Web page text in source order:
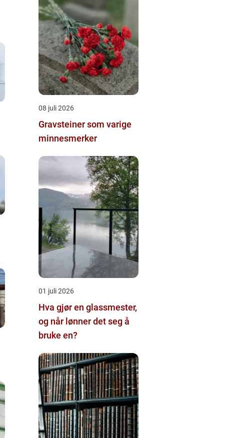
08 juli 2026
Gravsteiner som varige
minnesmerker
01 juli 2026
Hva gjør en glassmester,
og når lønner det seg å
bruke en?